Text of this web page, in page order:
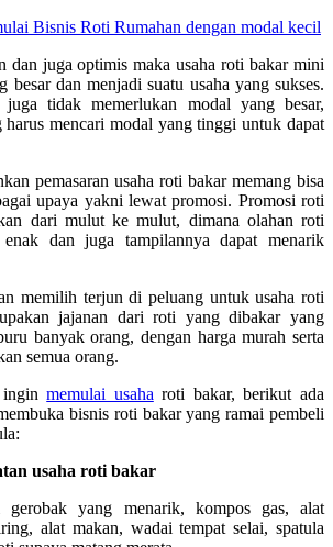
Bisnis Roti Rumahan dengan modal kecil
dan juga optimis maka usaha roti bakar mini
besar dan menjadi suatu usaha yang sukses.
tidak memerlukan modal yang besar,
harus mencari modal yang tinggi untuk dapat
pemasaran usaha roti bakar memang bisa
upaya yakni lewat promosi. Promosi roti
dari mulut ke mulut, dimana olahan roti
dan juga tampilannya dapat menarik
memilih terjun di peluang untuk usaha roti
jajanan dari roti yang dibakar yang
banyak orang, dengan harga murah serta
semua orang.
inginmemulai usaha roti bakar, berikut ada
bisnis roti bakar yang ramai pembeli
usaha roti bakar
gerobak yang menarik, kompos gas, alat
alat makan, wadai tempat selai, spatula